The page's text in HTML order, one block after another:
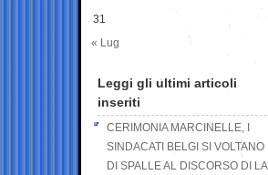
31
« Lug
Leggi gli ultimi articoli
inseriti
CERIMONIA MARCINELLE, I
SINDACATI BELGI SI VOLTANO
DI SPALLE AL DISCORSO DI LA